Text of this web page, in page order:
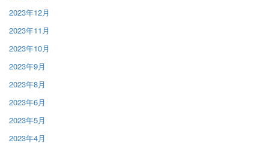
2023年12月
2023年11月
2023年10月
2023年9月
2023年8月
2023年6月
2023年5月
2023年4月